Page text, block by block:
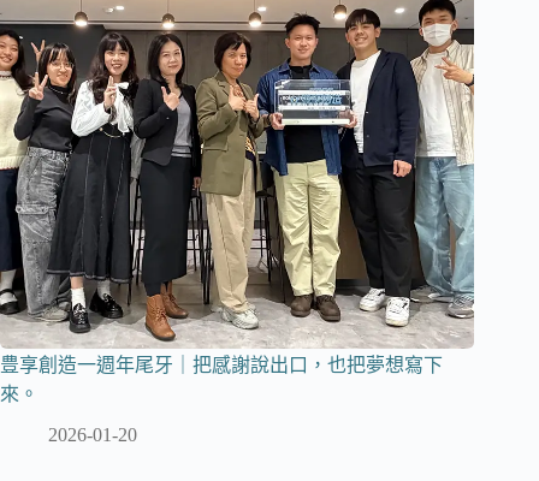
豊享創造一週年尾牙｜把感謝說出口，也把夢想寫下
來。
2026-01-20